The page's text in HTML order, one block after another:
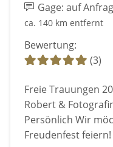
Gage: auf
ca. 140 km entfernt
Bewertung:
(3)
Freie Trauungen
Robert &
Persönlich Wir
Freudenfest feiern!